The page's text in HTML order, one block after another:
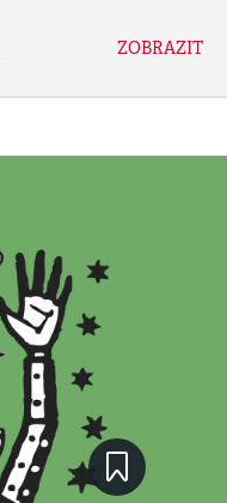
ZOBRAZIT